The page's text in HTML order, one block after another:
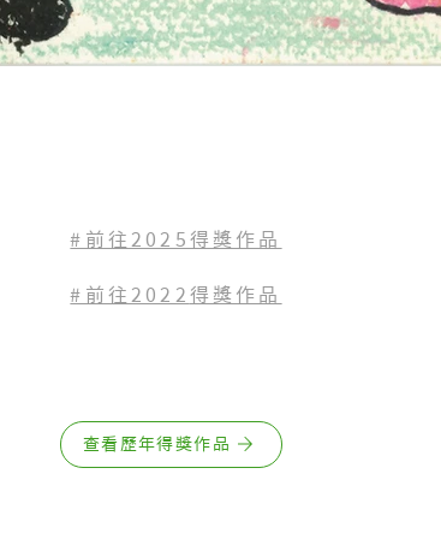
#前往2025得獎作品
#前往2022 得獎作品
查看歷年得獎作品